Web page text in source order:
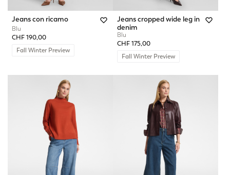
Jeans con ricamo
Blu
CHF 190,00
Fall Winter Preview
Jeans cropped wide leg in
denim
Blu
CHF 175,00
Fall Winter Preview